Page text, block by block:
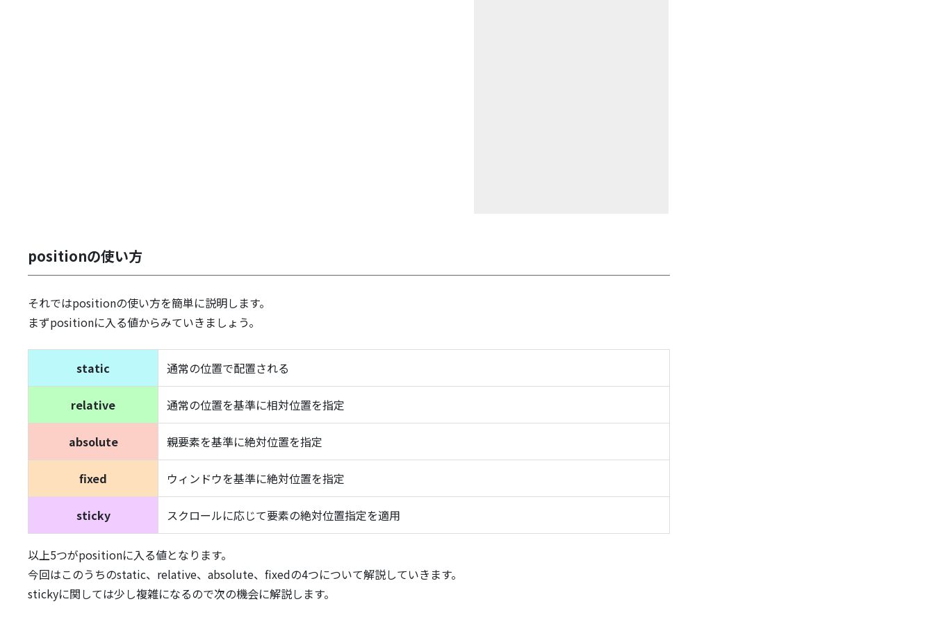
positionの使い方
それではpositionの使い方を簡単に説明します。
まずpositionに入る値からみていきましょう。
static 通常の位置で配置される
relative 通常の位置を基準に相対位置を指定
absolute 親要素を基準に絶対位置を指定
fixed ウィンドウを基準に絶対位置を指定
sticky スクロールに応じて要素の絶対位置指定を適用
以上5つがpositionに入る値となります。
今回はこのうちのstatic、relative、absolute、fixedの4つについて解説していきます。
stickyに関しては少し複雑になるので次の機会に解説します。